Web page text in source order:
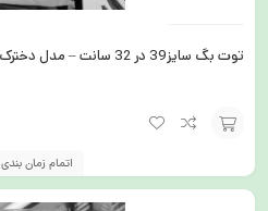
توت بگ سایز39 در 32 سانت – مدل دخترک
به
اتمام زمان بندی